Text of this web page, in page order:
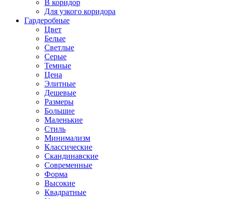
В коридор
Для узкого коридора
Гардеробные
Цвет
Белые
Светлые
Серые
Темные
Цена
Элитные
Дешевые
Размеры
Большие
Маленькие
Стиль
Минимализм
Классические
Скандинавские
Современные
Форма
Высокие
Квадратные